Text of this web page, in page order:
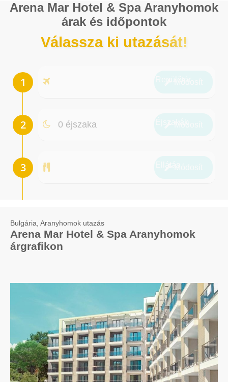
Arena Mar Hotel & Spa Aranyhomok
árak és időpontok
Válassza ki utazását!
0 éjszaka
Bulgária, Aranyhomok utazás
Arena Mar Hotel & Spa Aranyhomok
árgrafikon